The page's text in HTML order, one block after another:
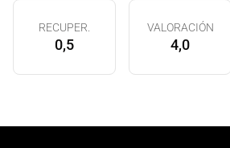
RECUPER.
0,5
VALORACIÓN
4,0